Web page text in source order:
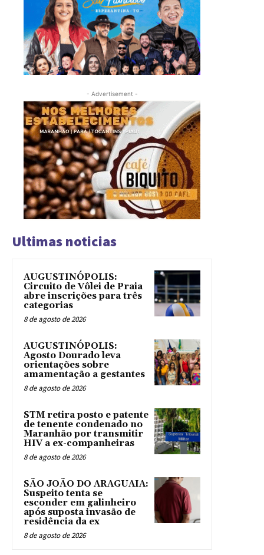
- Advertisement -
Ultimas noticias
AUGUSTINÓPOLIS:
Circuito de Vôlei de Praia
abre inscrições para três
categorias
8 de agosto de 2026
AUGUSTINÓPOLIS:
Agosto Dourado leva
orientações sobre
amamentação a gestantes
8 de agosto de 2026
STM retira posto e patente
de tenente condenado no
Maranhão por transmitir
HIV a ex-companheiras
8 de agosto de 2026
SÃO JOÃO DO ARAGUAIA:
Suspeito tenta se
esconder em galinheiro
após suposta invasão de
residência da ex
8 de agosto de 2026